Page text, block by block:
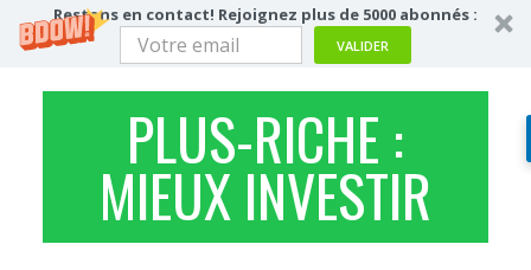
Restons en contact! Rejoignez plus de 5000 abonnés :
VALIDER
PLUS-RICHE :
MIEUX INVESTIR